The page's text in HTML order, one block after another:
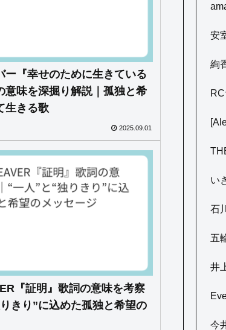
ー『幸せのために生きている
意味を深掘り解説｜孤独と希
生きる歌
2025.09.01
『証明』歌詞の意味を考察
りきり”に込めた孤独と希望の
安
絢
い
石
五
井
今